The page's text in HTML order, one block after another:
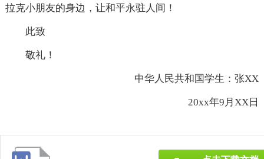
拉克小朋友的身边，让和平永驻人间！
此致
敬礼！
中华人民共和国学生：张XX
20xx年9月XX日